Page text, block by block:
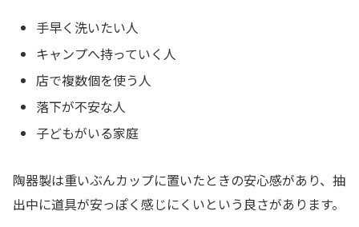
手早く洗いたい人
キャンプへ持っていく人
店で複数個を使う人
落下が不安な人
子どもがいる家庭
陶器製は重いぶんカップに置いたときの安心感があり、抽
出中に道具が安っぽく感じにくいという良さがあります。